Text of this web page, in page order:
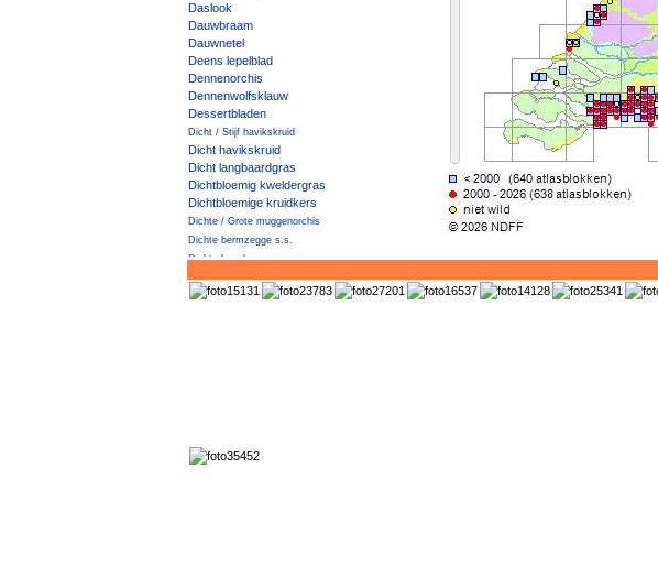
Daslook
Dauwbraam
Dauwnetel
Deens lepelblad
Dennenorchis
Dennenwolfsklauw
Dessertbladen
Dicht / Stijf havikskruid
Dicht havikskruid
Dicht langbaardgras
Dichtbloemig kweldergras
Dichtbloemige kruidkers
Dichte / Grote muggenorchis
Dichte bermzegge s.s.
Dichte haagbraam
Dichte veldbies
Doffe ereprijs